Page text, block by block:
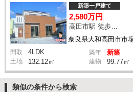
新築一戸建て
2,580万円
間取 4LDK 築年 新築
土地 132.12㎡ 建物 99.77㎡
類似の条件から検索